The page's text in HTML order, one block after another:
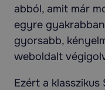
abból, amit már
egyre
gyorsabb,
weboldalt
Ezért a